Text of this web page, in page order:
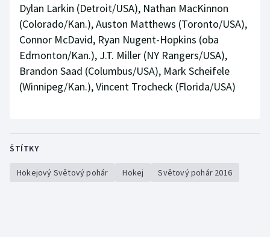
Dylan Larkin (Detroit/USA), Nathan MacKinnon
(Colorado/Kan.), Auston Matthews (Toronto/USA),
Connor McDavid, Ryan Nugent-Hopkins (oba
Edmonton/Kan.), J.T. Miller (NY Rangers/USA),
Brandon Saad (Columbus/USA), Mark Scheifele
(Winnipeg/Kan.), Vincent Trocheck (Florida/USA)
ŠTÍTKY
Hokejový Světový pohár Hokej Světový pohár 2016